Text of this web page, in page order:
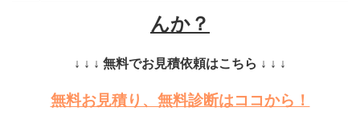
んか？
↓ ↓ ↓ 無料でお見積依頼はこちら ↓ ↓ ↓
無料お見積り、無料診断はココから！